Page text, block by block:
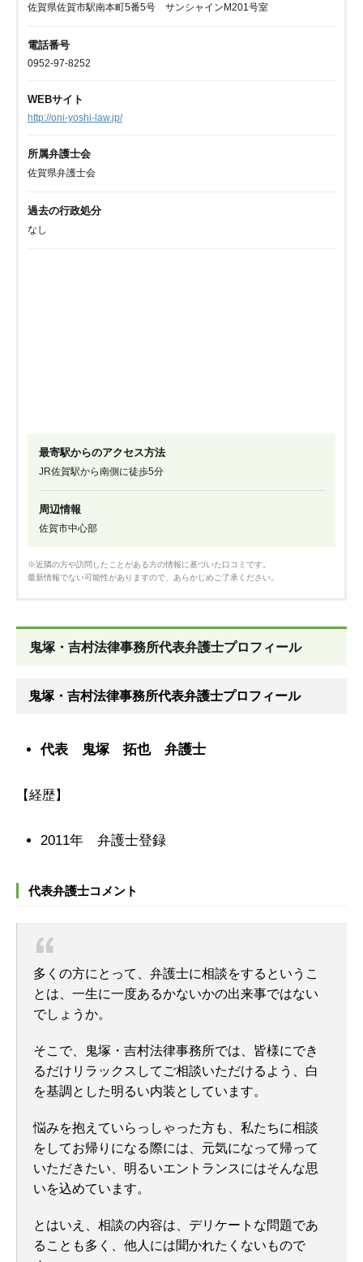
佐賀県佐賀市駅南本町5番5号 サンシャインM201号室
電話番号
0952-97-8252
WEBサイト
http://oni-yoshi-law.jp/
所属弁護士会
佐賀県弁護士会
過去の行政処分
なし
最寄駅からのアクセス方法
JR佐賀駅から南側に徒歩5分
周辺情報
佐賀市中心部
※近隣の方や訪問したことがある方の情報に基づいた口コミです。
最新情報でない可能性がありますので、あらかじめご了承ください。
鬼塚・吉村法律事務所代表弁護士プロフィール
鬼塚・吉村法律事務所代表弁護士プロフィール
代表 鬼塚 拓也 弁護士
【経歴】
2011年 弁護士登録
代表弁護士コメント
多くの方にとって、弁護士に相談をするというこ
とは、一生に一度あるかないかの出来事ではない
でしょうか。
そこで、鬼塚・吉村法律事務所では、皆様にでき
るだけリラックスしてご相談いただけるよう、白
を基調とした明るい内装としています。
悩みを抱えていらっしゃった方も、私たちに相談
をしてお帰りになる際には、元気になって帰って
いただきたい、明るいエントランスにはそんな思
いを込めています。
とはいえ、相談の内容は、デリケートな問題であ
ることも多く、他人には聞かれたくないもので